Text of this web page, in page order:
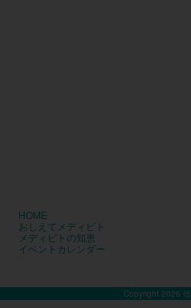
HOME
おしえてメディビト
メディビトの知恵
イベントカレンダー
Copyright 2026